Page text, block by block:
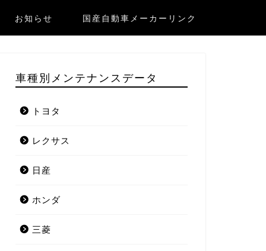
お知らせ 国産自動車メーカーリンク
車種別メンテナンスデータ
トヨタ
レクサス
日産
ホンダ
三菱